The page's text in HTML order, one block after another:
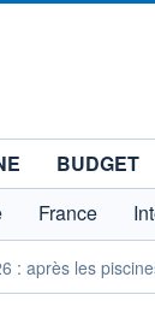
BUDGET
France
: après les